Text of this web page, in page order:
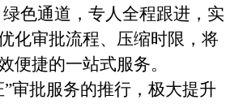
绿色通道，专人全程跟进，实
化审批流程、压缩时限，将
便捷的一站式服务。
批服务的推行，极大提升